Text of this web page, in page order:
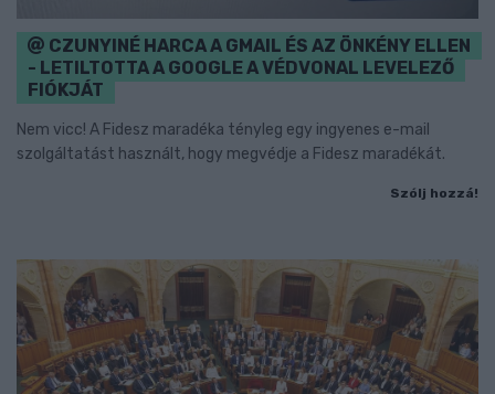
CZUNYINÉ HARCA A GMAIL ÉS AZ ÖNKÉNY ELLEN
- LETILTOTTA A GOOGLE A VÉDVONAL LEVELEZŐ
FIÓKJÁT
Nem vicc! A Fidesz maradéka tényleg egy ingyenes e-mail
szolgáltatást használt, hogy megvédje a Fidesz maradékát.
Szólj hozzá!